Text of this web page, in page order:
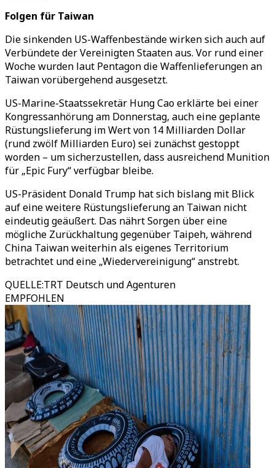
Folgen für Taiwan
Die sinkenden US-Waffenbestände wirken sich auch auf
Verbündete der Vereinigten Staaten aus. Vor rund einer
Woche wurden laut Pentagon die Waffenlieferungen an
Taiwan vorübergehend ausgesetzt.
US-Marine-Staatssekretär Hung Cao erklärte bei einer
Kongressanhörung am Donnerstag, auch eine geplante
Rüstungslieferung im Wert von 14 Milliarden Dollar
(rund zwölf Milliarden Euro) sei zunächst gestoppt
worden – um sicherzustellen, dass ausreichend Munition
für „Epic Fury“ verfügbar bleibe.
US-Präsident Donald Trump hat sich bislang mit Blick
auf eine weitere Rüstungslieferung an Taiwan nicht
eindeutig geäußert. Das nährt Sorgen über eine
mögliche Zurückhaltung gegenüber Taipeh, während
China Taiwan weiterhin als eigenes Territorium
betrachtet und eine „Wiedervereinigung“ anstrebt.
QUELLE:TRT Deutsch und Agenturen
EMPFOHLEN